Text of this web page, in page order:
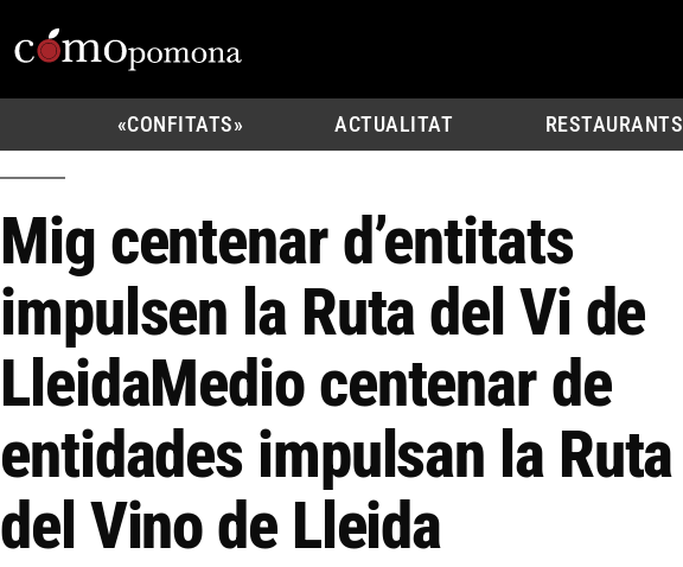
«CONFITATS» ACTUALITAT RESTAURANTS
Mig centenar d’entitats
impulsen la Ruta del Vi de
LleidaMedio centenar de
entidades impulsan la Ruta
del Vino de Lleida